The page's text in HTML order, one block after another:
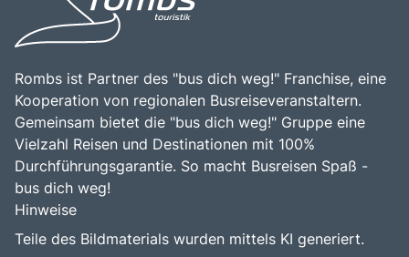
Rombs ist Partner des "bus dich weg!" Franchise, eine
Kooperation von regionalen Busreiseveranstaltern.
Gemeinsam bietet die "bus dich weg!" Gruppe eine
Vielzahl Reisen und Destinationen mit 100%
Durchführungsgarantie. So macht Busreisen Spaß -
bus dich weg!
Hinweise
Teile des Bildmaterials wurden mittels KI generiert.